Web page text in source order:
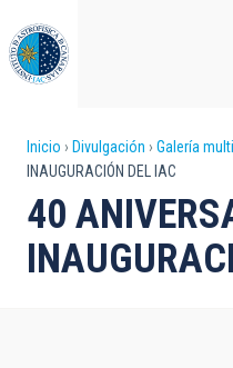
al
contenido
principal
Sobrescribir
enlaces
de
ayuda
Inicio Divulgación Galería
INAUGURACIÓN DEL IAC
40